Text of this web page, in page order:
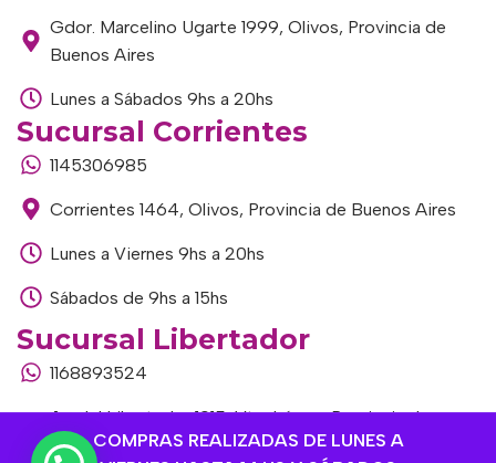
COMPRAS REALIZADAS DE LUNES A
Gdor. Marcelino Ugarte 1999, Olivos, Provincia de
Buenos Aires
Lunes a Sábados 9hs a 20hs
Sucursal Corrientes
1145306985
Corrientes 1464, Olivos, Provincia de Buenos Aires
Lunes a Viernes 9hs a 20hs
Sábados de 9hs a 15hs
Sucursal Libertador
1168893524
Av. del Libertador 1915, Vte. López, Provincia de
Buenos Aires